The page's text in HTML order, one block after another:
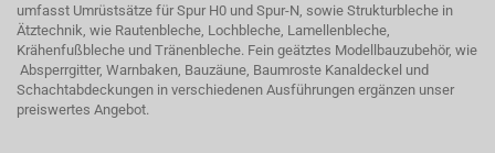
umfasst Umrüstsätze für Spur H0 und Spur-N, sowie Strukturbleche in
Ätztechnik, wie Rautenbleche, Lochbleche, Lamellenbleche,
Krähenfußbleche und Tränenbleche. Fein geätztes Modellbauzubehör, wie
Absperrgitter, Warnbaken, Bauzäune, Baumroste Kanaldeckel und
Schachtabdeckungen in verschiedenen Ausführungen ergänzen unser
preiswertes Angebot.